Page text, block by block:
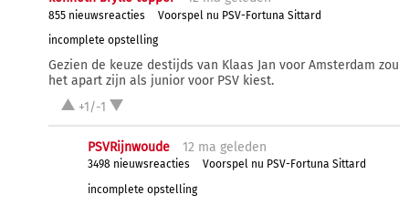
855 nieuwsreacties
Voorspel nu PSV-Fortuna Sittard
incomplete opstelling
Gezien de keuze destijds van Klaas Jan voor Amsterdam zou
het apart zijn als junior voor PSV kiest.
+1/-1
PSVRijnwoude 12 ma geleden
3498 nieuwsreacties
Voorspel nu PSV-Fortuna Sittard
incomplete opstelling